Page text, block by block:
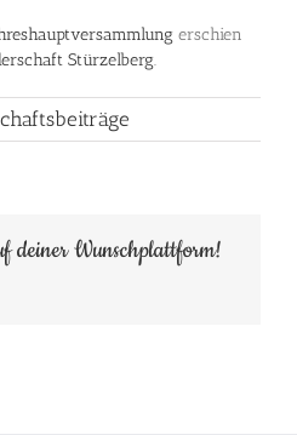
erschien
Stürzelberg.
deiner Wunschplattform!